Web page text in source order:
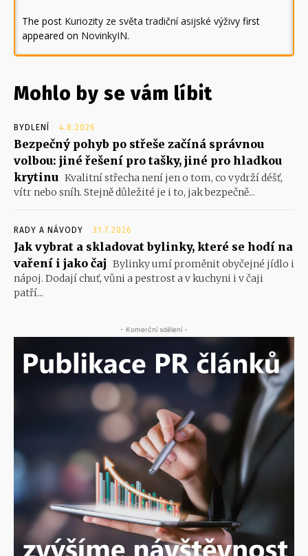
The post Kuriozity ze světa tradiční asijské výživy first
appeared on NovinkyIN.
Mohlo by se vám líbit
BYDLENÍ 4.8.2026
Bezpečný pohyb po střeše začíná správnou
volbou: jiné řešení pro tašky, jiné pro hladkou
krytinu Kvalitní střecha není jen o tom, co vydrží déšť,
vítr nebo sníh. Stejně důležité je i to, jak bezpečně...
RADY A NÁVODY 31.7.2026
Jak vybrat a skladovat bylinky, které se hodí na
vaření i jako čaj Bylinky umí proměnit obyčejné jídlo i
nápoj. Dodají chuť, vůni a pestrost a v kuchyni i v čaji
patří...
- Komerční sdělení -